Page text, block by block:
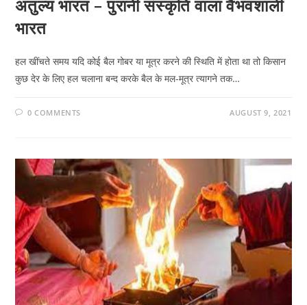
अतुल्य भारत – पुरानी संस्कृति वाला वैभवशाली
भारत
हल खींचते समय यदि कोई बैल गोबर या मूत्र करने की स्थिति में होता था तो किसान
कुछ देर के लिए हल चलाना बन्द करके बैल के मल-मूत्र त्यागने तक…
0 COMMENTS AUGUST 9, 2021